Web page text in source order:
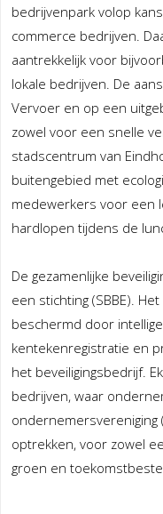
bedrijvenpark volop
commerce bedrijven.
aantrekkelijk voor
lokale bedrijven. De
Vervoer en op een
zowel voor een snelle
stadscentrum van
buitengebied met
medewerkers voor een
hardlopen tijdens de
De gezamenlijke
een stichting (SBBE).
beschermd door
kentekenregistratie en
het beveiligingsbedrijf.
bedrijven, waar
ondernemersvereniging
optrekken, voor zowel
groen en